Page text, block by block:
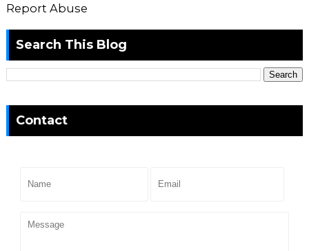
Report Abuse
Search This Blog
Contact